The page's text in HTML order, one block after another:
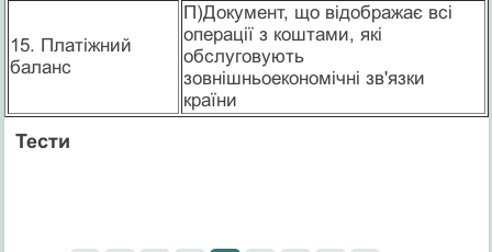
15. Платіжний
баланс
П)Документ, що відображає всі
операції з коштами, які
обслуговують
зовнішньоекономічні зв'язки
країни
Тести